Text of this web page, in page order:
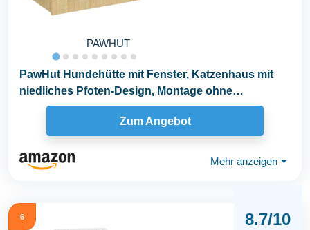
PAWHUT
PawHut Hundehütte mit Fenster, Katzenhaus mit
niedliches Pfoten-Design, Montage ohne
Schrauben...
Zum Angebot
Mehr anzeigen ⏷
6 8.7/10